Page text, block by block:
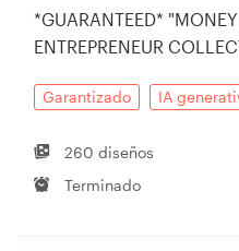
*GUARANTEED*
ENTREPRENEUR
Garantizado IA
260 diseños
Terminado